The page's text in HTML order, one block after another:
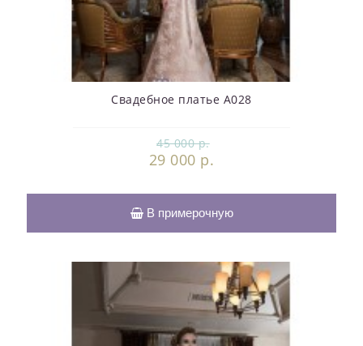
Свадебное платье А028
45 000 р.
29 000 р.
В примерочную